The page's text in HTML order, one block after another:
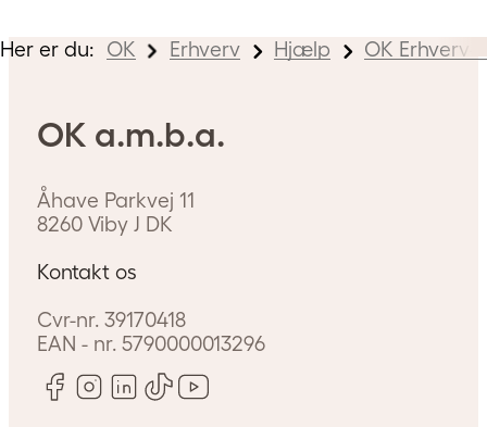
Her er du: OK Erhverv Hjælp OK Erhverv-
OK a.m.b.a.
Åhave Parkvej 11
8260 Viby J DK
Kontakt os
Cvr-nr. 39170418
EAN - nr.5790000013296